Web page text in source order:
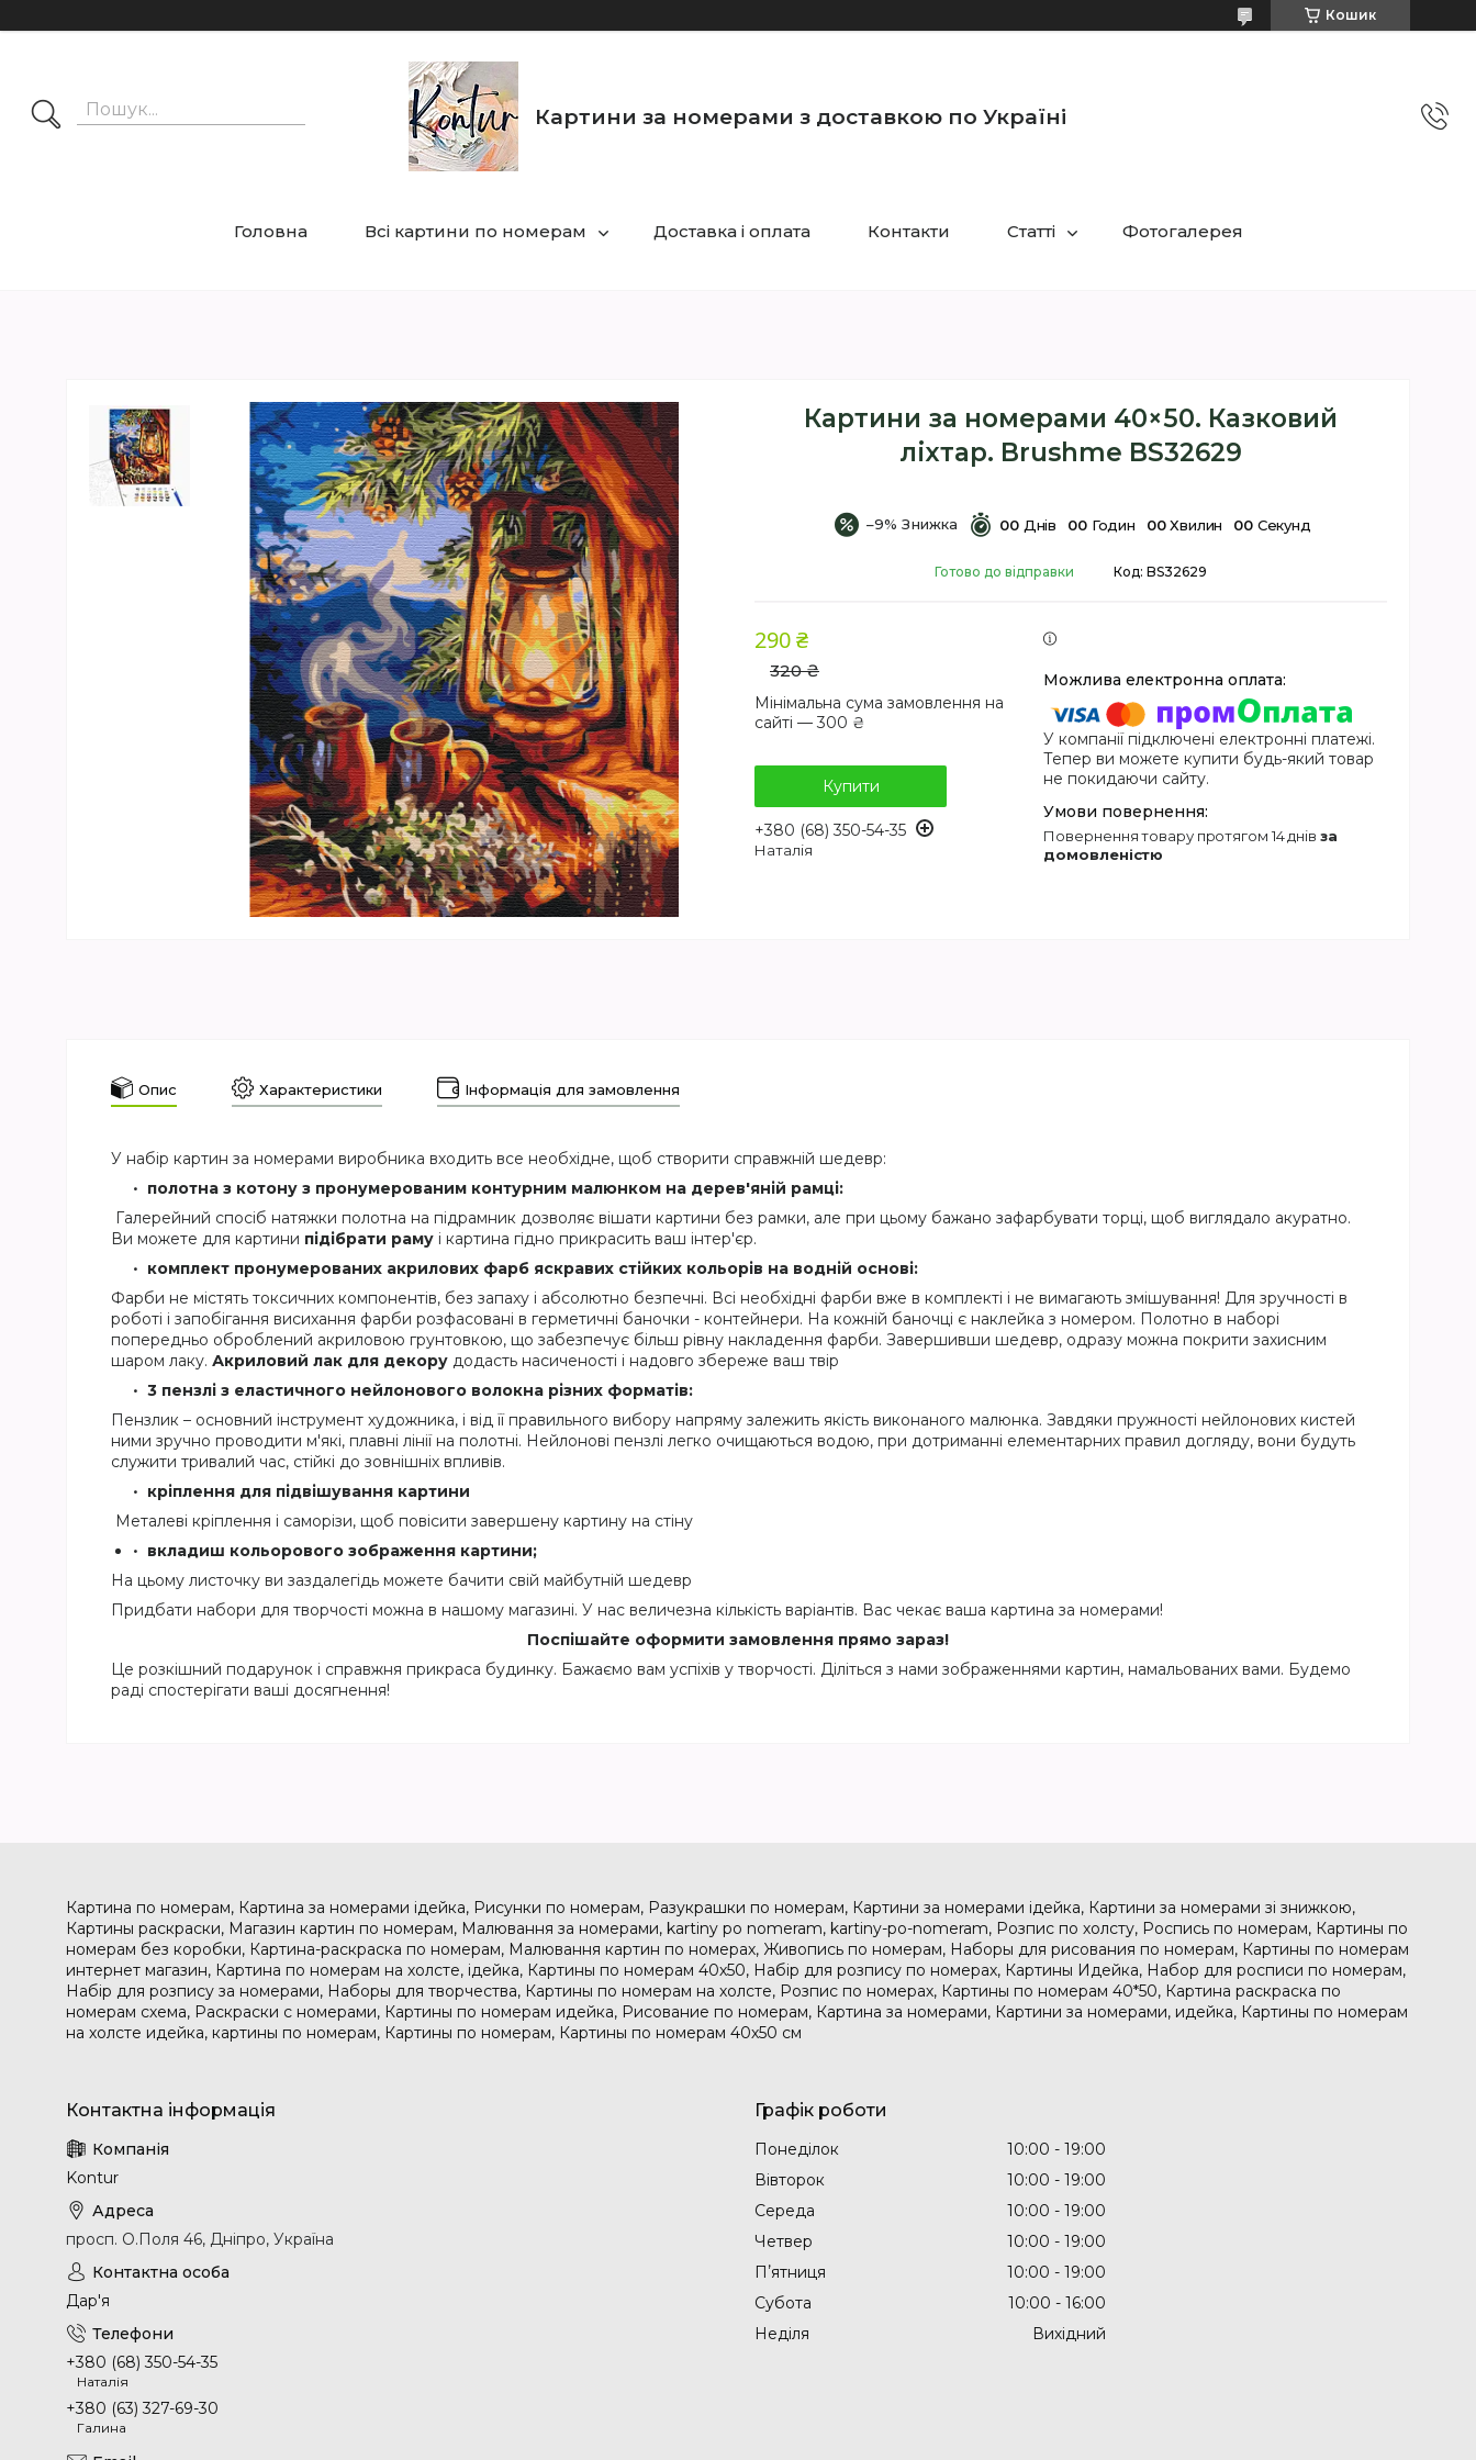
Кошик
Картини за номерами з доставкою по Україні
Головна Всі картини по номерам Доставка і оплата Контакти Статті Фотогалерея
Картини за номерами 40×50. Казковий
ліхтар. Brushme BS32629
–9% 00 Днів 00 Годин 00 Хвилин 00 Секунд
Готово до відправки Код: BS32629
320 ₴
290 ₴
Мінімальна сума замовлення на
сайті — 300 ₴
Купити
+380 (68) 350-54-35
Наталія
У компанії підключені електронні платежі.
Тепер ви можете купити будь-який товар
не покидаючи сайту.
повернення товару протягом 14 днів за
домовленістю
Опис Характеристики Інформація для замовлення
У набір картин за номерами виробника входить все необхідне, щоб створити справжній шедевр:
полотна з котону з пронумерованим контурним малюнком на дерев'яній рамці:
Галерейний спосіб натяжки полотна на підрамник дозволяє вішати картини без рамки, але при цьому бажано зафарбувати торці, щоб виглядало акуратно.
Ви можете для картини підібрати раму і картина гідно прикрасить ваш інтер'єр.
комплект пронумерованих акрилових фарб яскравих стійких кольорів на водній основі:
Фарби не містять токсичних компонентів, без запаху і абсолютно безпечні. Всі необхідні фарби вже в комплекті і не вимагають змішування! Для зручності в
роботі і запобігання висихання фарби розфасовані в герметичні баночки - контейнери. На кожній баночці є наклейка з номером. Полотно в наборі
попередньо оброблений акриловою грунтовкою, що забезпечує більш рівну накладення фарби. Завершивши шедевр, одразу можна покрити захисним
шаром лаку. Акриловий лак для декору додасть насиченості і надовго збереже ваш твір
3 пензлі з еластичного нейлонового волокна різних форматів:
Пензлик – основний інструмент художника, і від її правильного вибору напряму залежить якість виконаного малюнка. Завдяки пружності нейлонових кистей
ними зручно проводити м'які, плавні лінії на полотні. Нейлонові пензлі легко очищаються водою, при дотриманні елементарних правил догляду, вони будуть
служити тривалий час, стійкі до зовнішніх впливів.
кріплення для підвішування картини
Металеві кріплення і саморізи, щоб повісити завершену картину на стіну
вкладиш кольорового зображення картини;
На цьому листочку ви заздалегідь можете бачити свій майбутній шедевр
Придбати набори для творчості можна в нашому магазині. У нас величезна кількість варіантів. Вас чекає ваша картина за номерами!
Поспішайте оформити замовлення прямо зараз!
Це розкішний подарунок і справжня прикраса будинку. Бажаємо вам успіхів у творчості. Діліться з нами зображеннями картин, намальованих вами. Будемо
раді спостерігати ваші досягнення!
Картина по номерам, Картина за номерами ідейка, Рисунки по номерам, Разукрашки по номерам, Картини за номерами ідейка, Картини за номерами зі знижкою,
Картины раскраски, Магазин картин по номерам, Малювання за номерами, kartiny po nomeram, kartiny-po-nomeram, Розпис по холсту, Роспись по номерам, Картины по
номерам без коробки, Картина-раскраска по номерам, Малювання картин по номерах, Живопись по номерам, Наборы для рисования по номерам, Картины по номерам
интернет магазин, Картина по номерам на холсте, ідейка, Картины по номерам 40х50, Набір для розпису по номерах, Картины Идейка, Набор для росписи по номерам,
Набір для розпису за номерами, Наборы для творчества, Картины по номерам на холсте, Розпис по номерах, Картины по номерам 40*50, Картина раскраска по
номерам схема, Раскраски с номерами, Картины по номерам идейка, Рисование по номерам, Картина за номерами, Картини за номерами, идейка, Картины по номерам
на холсте идейка, картины по номерам, Картины по номерам, Картины по номерам 40х50 см
Kontur
просп. О.Поля 46, Дніпро, Україна
Дар'я
+380 (68) 350-54-35
Наталія
+380 (63) 327-69-30
Галина
Графік роботи
Понеділок 10:00
19:00
Вівторок
10:00
19:00
Середа
10:00
19:00
Четвер
10:00
19:00
Пʼятниця
10:00
19:00
Субота
10:00
16:00
Неділя
Вихідний